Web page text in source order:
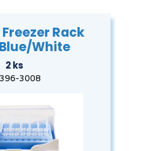
Rack
White
2 ks
3008